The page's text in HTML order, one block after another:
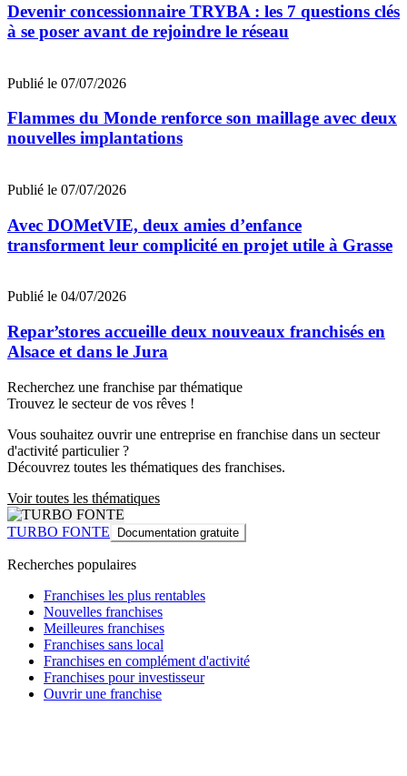
Devenir concessionnaire TRYBA : les 7 questions clés
à se poser avant de rejoindre le réseau
Publié le 07/07/2026
Flammes du Monde renforce son maillage avec deux
nouvelles implantations
Publié le 07/07/2026
Avec DOMetVIE, deux amies d’enfance
transforment leur complicité en projet utile à Grasse
Publié le 04/07/2026
Repar’stores accueille deux nouveaux franchisés en
Alsace et dans le Jura
Recherchez une franchise par thématique
Trouvez le secteur de vos rêves !
Vous souhaitez ouvrir une entreprise en franchise dans un secteur
d'activité particulier ?
Découvrez toutes les thématiques des franchises.
Voir toutes les thématiques
TURBO FONTE Documentation gratuite
Recherches populaires
Franchises les plus rentables
Nouvelles franchises
Meilleures franchises
Franchises sans local
Franchises en complément d'activité
Franchises pour investisseur
Ouvrir une franchise